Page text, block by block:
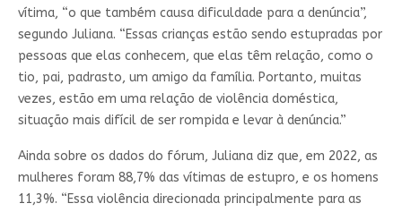
vítima, “o que também causa dificuldade para a denúncia”,
segundo Juliana. “Essas crianças estão sendo estupradas por
pessoas que elas conhecem, que elas têm relação, como o
tio, pai, padrasto, um amigo da família. Portanto, muitas
vezes, estão em uma relação de violência doméstica,
situação mais difícil de ser rompida e levar à denúncia.”
Ainda sobre os dados do fórum, Juliana diz que, em 2022, as
mulheres foram 88,7% das vítimas de estupro, e os homens
11,3%. “Essa violência direcionada principalmente para as